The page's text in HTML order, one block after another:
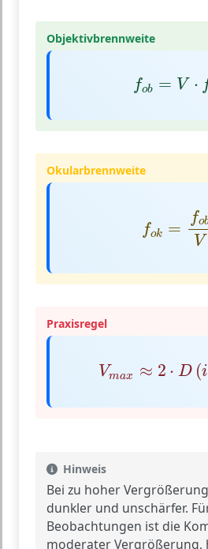
Objektivbrennweite
fob = V ⋅
f b= V⋅ o
Okularbrennweite
fok =
fo
V
b
Praxisregel
Vmax ≈ 2 ⋅ D (i
V ax ≈2 D( i
Hinweis
Bei zu hoher
dunkler und unschärfer.
Beobachtungen ist die
moderater Vergrößerung,